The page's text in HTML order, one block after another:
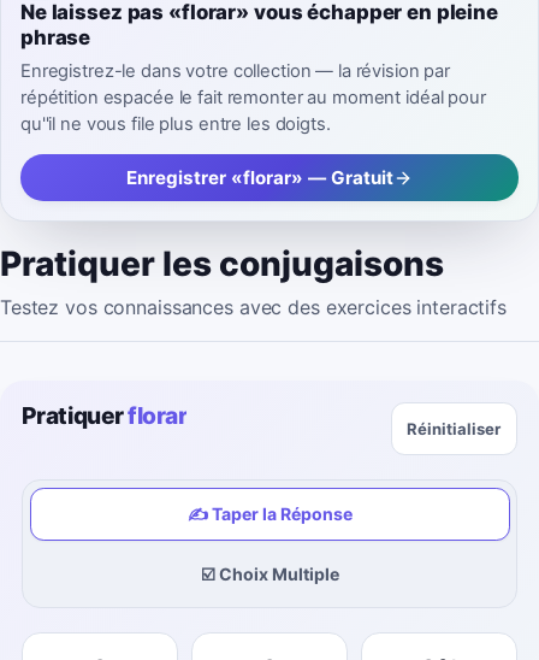
Ne laissez pas «florar» vous échapper en pleine
phrase
Enregistrez-le dans votre collection — la révision par
répétition espacée le fait remonter au moment idéal pour
qu''il ne vous file plus entre les doigts.
Enregistrer «florar» — Gratuit
Pratiquer les conjugaisons
Testez vos connaissances avec des exercices interactifs
Pratiquerflorar Réinitialiser
✍️ Taper la Réponse
☑️ Choix Multiple